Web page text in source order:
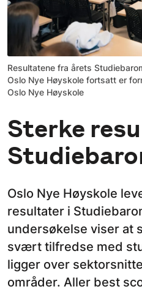
Resultatene fra årets
Oslo Nye Høyskole fortsatt er
Oslo Nye Høyskole
Sterke
Oslo Nye Høyskole
resultater i
undersøkelse viser at
svært tilfredse med
ligger over
områder. Aller best